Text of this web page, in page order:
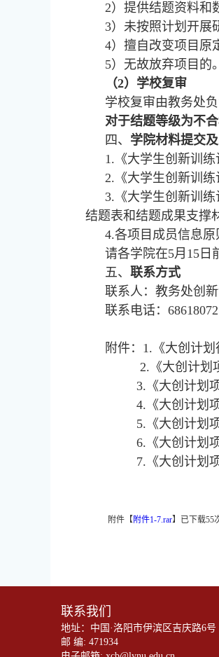
2）提供结题资料和
3）未按照计划开展
4）擅自改变项目原
5）无故放弃项目的。
（2）学校复审
学校复审由教务处负
对于结题等级为不
四、 学院材料提交
1.《大学生创新训练
2.《大学生创新训练
3.《大学生创新训
结题表和结题成果支撑
4.各项目成员信息
请各学院在5月15日
五、 联系方式
联系人：教务处创
联系电话：68618072
附件：1.《大创计划
2.《大创计划项
3.《大创计划项
4.《大创计划项
5.《大创计划项
6.《大创计划项
7.《大创计划项
附件【 附件1-7.rar】 已下载55
联系我们
地址：中国·洛阳市伊滨区吉庆路6号
邮 编: 471934